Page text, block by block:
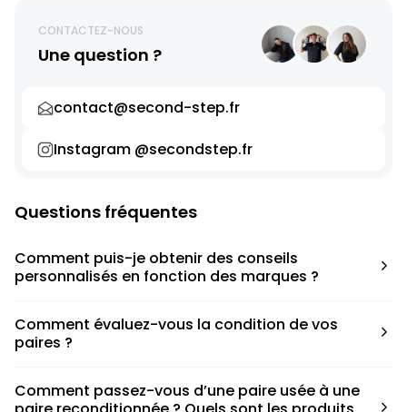
CONTACTEZ-NOUS
Une question ?
contact@second-step.fr
Instagram @secondstep.fr
Questions fréquentes
Comment puis-je obtenir des conseils
personnalisés en fonction des marques ?
pour déterminer la taille appropriée, que ce soit une taille
en dessous, au-dessus ou correspondant à votre taille
Comment évaluez-vous la condition de vos
paires ?
défauts spécifiques de chaque paire.
Comment passez-vous d’une paire usée à une